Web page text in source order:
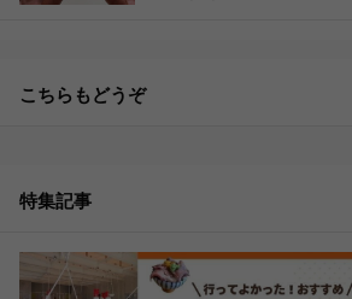
こちらもどうぞ
特集記事